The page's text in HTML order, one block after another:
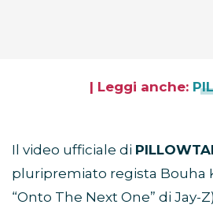
| Leggi anche:
Il video ufficiale di
pluripremiato regista Bouha
“Onto The Next One” di Jay-